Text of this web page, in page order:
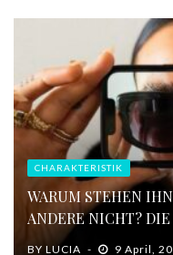
CHARAKTERISTIK
WARUM STEHEN
ANDERE NICHT?
BY LUCIA 9 April,